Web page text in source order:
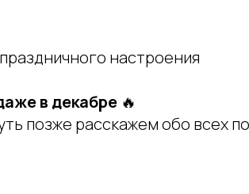
настроения
в декабре 🔥
позже расскажем обо всех